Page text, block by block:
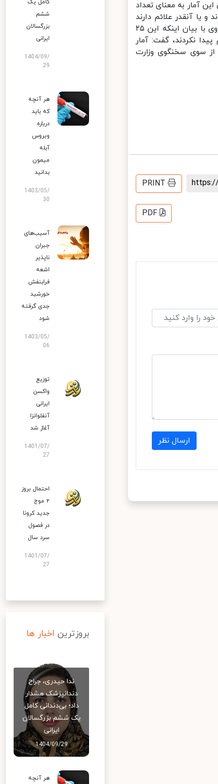
آمار به معنای تعداد
آنقدر علائم دارند
که تست PCR برایشان انجام شده و بیماری شان تشخیص داده می شود. وی با بیان اینکه این ۲۵
نکردند، گفت: آمار
سوی سخنگوی وزارت
PRINT
PDF
ارسال نظر
کامل یک
ششم
بزرگسالان
ایرانی
1404/09/
29
هر آنچه
که باید
درباره
ویروس
آبله
میمون
بدانید
1403/05/
30
آسیب‌های
جبران
ناپذیر
اشعه
فرابنفش
خورشید
جدی گرفته
شود
1403/05/
06
توزیع
واکسن
ایرانی
آنفلوانزا
آغاز شد
1401/07/
27
احتمال بروز
۲ موج
جدید کرونا
در فصول
سرد سال
1401/07/
27
بروزترین اخبار ها
ندا حیدری، جراح
دندانپزشک هشدار
داد؛ بی‌دندانی کامل
یک ششم بزرگسالان
ایرانی
1404/09/29
هر آنچه